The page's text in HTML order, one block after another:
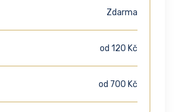
Zdarma
od 120 Kč
od 700 Kč